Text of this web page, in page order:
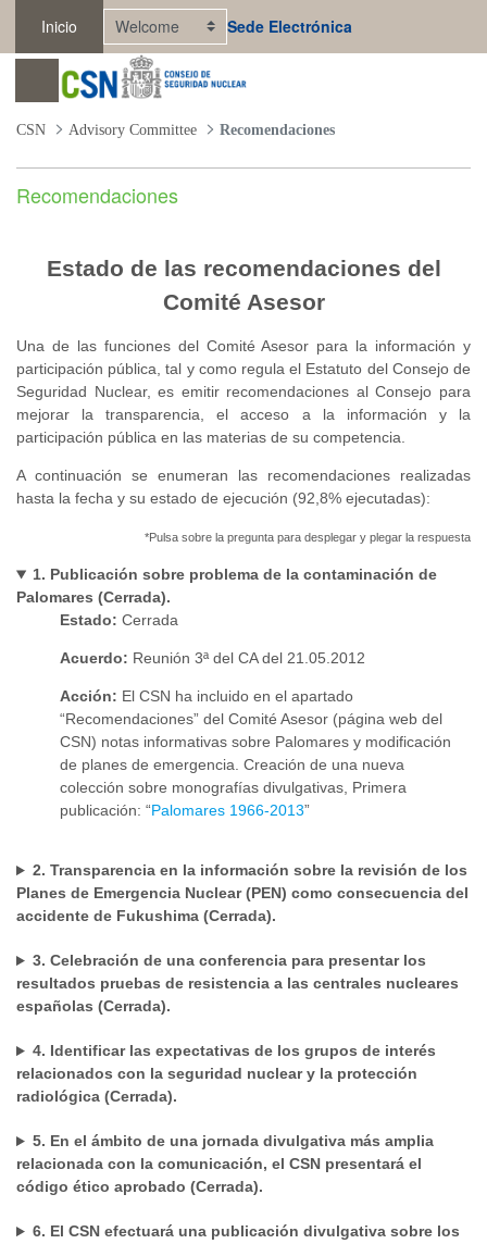
Skip to Main Content
Inicio Sede Electrónica
Abrir menú
CSN Advisory Committee Recomendaciones
Recomendaciones
Estado de las recomendaciones del
Comité Asesor
Una de las funciones del Comité Asesor para la información y
participación pública, tal y como regula el Estatuto del Consejo de
Seguridad Nuclear, es emitir recomendaciones al Consejo para
mejorar la transparencia, el acceso a la información y la
participación pública en las materias de su competencia.
A continuación se enumeran las recomendaciones realizadas
hasta la fecha y su estado de ejecución (92,8% ejecutadas):
*Pulsa sobre la pregunta para desplegar y plegar la respuesta
1. Publicación sobre problema de la contaminación de
Palomares (Cerrada).
Estado: Cerrada
Acuerdo: Reunión 3ª del CA del 21.05.2012
Acción: El CSN ha incluido en el apartado
“Recomendaciones” del Comité Asesor (página web del
CSN) notas informativas sobre Palomares y modificación
de planes de emergencia. Creación de una nueva
colección sobre monografías divulgativas, Primera
publicación: “Palomares 1966-2013”
2. Transparencia en la información sobre la revisión de los
Planes de Emergencia Nuclear (PEN) como consecuencia del
accidente de Fukushima (Cerrada).
3. Celebración de una conferencia para presentar los
resultados pruebas de resistencia a las centrales nucleares
españolas (Cerrada).
4. Identificar las expectativas de los grupos de interés
relacionados con la seguridad nuclear y la protección
radiológica (Cerrada).
5. En el ámbito de una jornada divulgativa más amplia
relacionada con la comunicación, el CSN presentará el
código ético aprobado (Cerrada).
6. El CSN efectuará una publicación divulgativa sobre los